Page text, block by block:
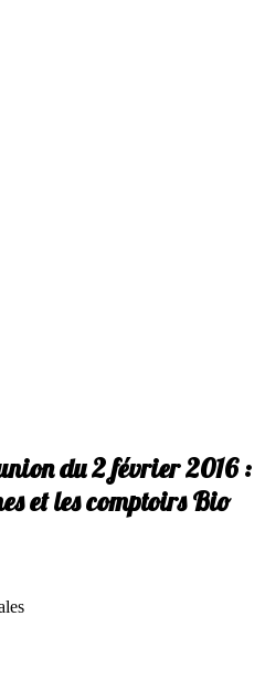
du 2 février 2016 :
et les comptoirs Bio